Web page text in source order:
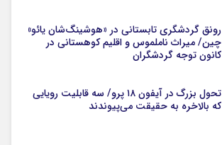
رونق گردشگری تابستانی در «هوشینگ‌شان یائو»
چین/ میراث ناملموس و اقلیم کوهستانی در
کانون توجه گردشگران
تحول بزرگ در آیفون ۱۸ پرو/ سه قابلیت رویایی
که بالاخره به حقیقت می‌پیوندند